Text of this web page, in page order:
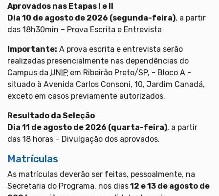
Aprovados nas Etapas I e II
Dia 10 de agosto de 2026 (segunda-feira), a partir
das 18h30min – Prova Escrita e Entrevista
Importante: A prova escrita e entrevista serão
realizadas presencialmente nas dependências do
Campus da UNIP em Ribeirão Preto/SP, - Bloco A -
situado à Avenida Carlos Consoni, 10, Jardim Canadá,
exceto em casos previamente autorizados.
Resultado da Seleção
Dia 11 de agosto de 2026 (quarta-feira), a partir
das 18 horas – Divulgação dos aprovados.
Matrículas
As matrículas deverão ser feitas, pessoalmente, na
Secretaria do Programa, nos dias12 e 13 de agosto de